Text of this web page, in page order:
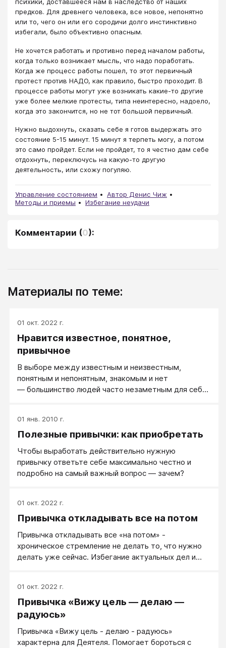
психики, доставшееся нам в наследство от наших
предков. Для древнего человека, все новое, непонятно
или то, чего он или его сородичи долго инстинктивно
избегали, было объективно опасным.
Не хочется работать и противно перед началом работы,
когда только возникает мысль, что надо поработать.
Когда же процесс работы пошел, то этот первичный
протест против НАДО, как правило, быстро проходит. В
процессе работы могут уже возникать какие-то другие
уже более мелкие протесты, типа неинтересно, надоело,
когда это закончится, но не тот большой первичный.
Нужно выдохнуть, сказать себе я готов выдержать это
состояние 5-15 минут. 15 минут я терпеть могу, а потом
это само пройдет. Если не пройдет, то я честно дам себе
отдохнуть, переключусь на какую-то другую
деятельность, или схожу погуляю.
Управление состоянием
Автор Денис Чиж
Методы и приемы
Избегание неудачи
Комментарии (0):
Материалы по теме:
01 окт. 2022 г.
Нравится известное, понятное,
привычное
В выборе между известным и неизвестным,
понятным и непонятным, знакомым и нет
― большинство людей часто незаметным для себя
называется как эффект «простого попадания в поле
зрения»: то, что чаще попадает в поле нашего
привлекательнее.
01 янв. 2010 г.
Полезные привычки: как приобретать
Чтобы выработать действительно нужную
привычку ответьте себе максимально честно и
подробно на самый важный вопрос — зачем?
01 окт. 2022 г.
Привычка откладывать все на потом
Привычка откладывать все «на потом» -
хроническое стремление не делать то, что нужно
делать уже сейчас. Избегание актуальных дел и
невозможной или они (дела) перестанут быть
актуальными. Вредная привычка свойственна
человеку-ребенку.
01 окт. 2022 г.
Привычка «Вижу цель — делаю —
радуюсь»
Привычка «Вижу цель - делаю - радуюсь»
характерна для Деятеля. Помогает бороться с